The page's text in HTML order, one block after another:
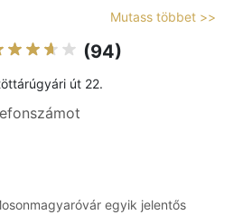
Mutass többet >>
(94)
út 22.
egyik jelentős